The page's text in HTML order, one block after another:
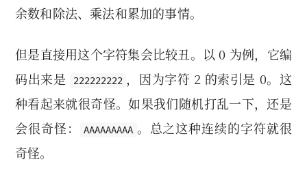
余数和除法、乘法和累加的事情。
但是直接用这个字符集会比较丑。以 0 为例，它编
码出来是
222222222 ，因为字符 2 的索引是 0。这
种看起来就很奇怪。如果我们随机打乱一下，还是
会很奇怪：
AAAAAAAAA 。总之这种连续的字符就很
奇怪。